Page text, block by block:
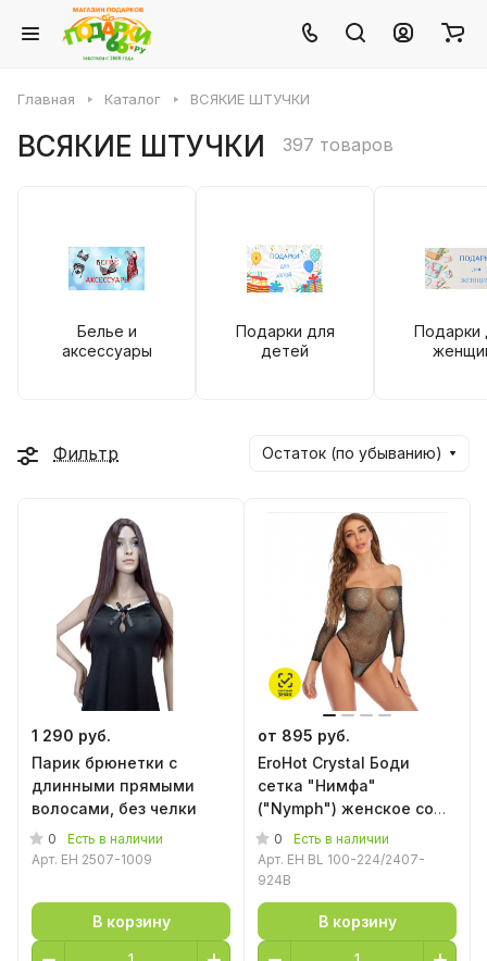
Главная Каталог ВСЯКИЕ ШТУЧКИ
ВСЯКИЕ ШТУЧКИ 397 товаров
Белье и
аксессуары
Подарки для
детей
Подарки
Фильтр Остаток (по убыванию)
1 290 руб.
Парик брюнетки с
длинными прямыми
волосами, без челки
0
Есть в наличии
Арт. EH 2507-1009
В корзину
от 895 руб.
EroHot Crystal Боди
сетка "Нимфа"
("Nymph") женское со
стразами черное
0
Есть в наличии
Арт. EH BL 100-224/2407-
924B
В корзину